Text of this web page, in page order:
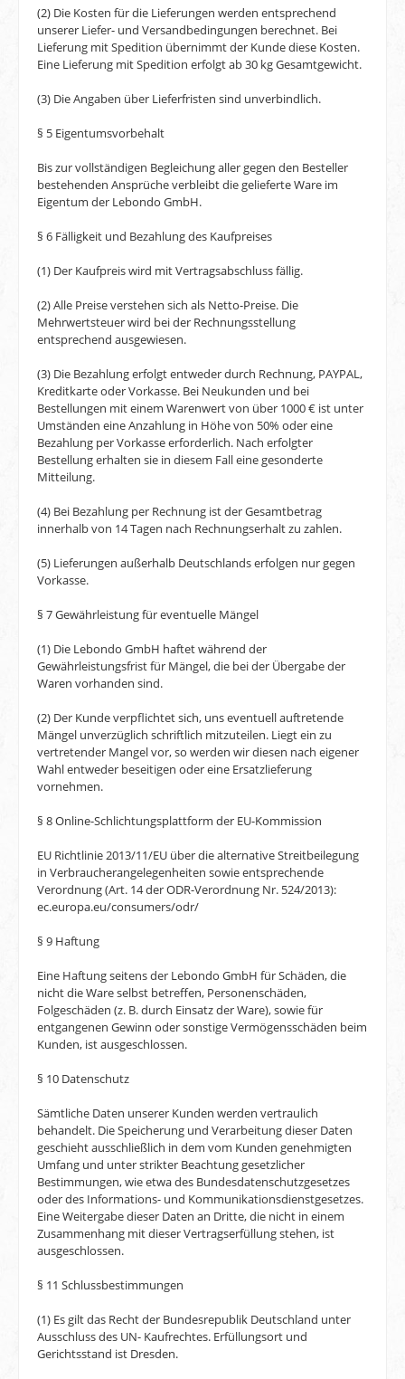
(2) Die Kosten für die Lieferungen werden entsprechend
unserer Liefer- und Versandbedingungen berechnet. Bei
Lieferung mit Spedition übernimmt der Kunde diese Kosten.
Eine Lieferung mit Spedition erfolgt ab 30 kg Gesamtgewicht.
(3) Die Angaben über Lieferfristen sind unverbindlich.
§ 5 Eigentumsvorbehalt
Bis zur vollständigen Begleichung aller gegen den Besteller
bestehenden Ansprüche verbleibt die gelieferte Ware im
Eigentum der Lebondo GmbH.
§ 6 Fälligkeit und Bezahlung des Kaufpreises
(1) Der Kaufpreis wird mit Vertragsabschluss fällig.
(2) Alle Preise verstehen sich als Netto-Preise. Die
Mehrwertsteuer wird bei der Rechnungsstellung
entsprechend ausgewiesen.
(3) Die Bezahlung erfolgt entweder durch Rechnung, PAYPAL,
Kreditkarte oder Vorkasse. Bei Neukunden und bei
Bestellungen mit einem Warenwert von über 1000 € ist unter
Umständen eine Anzahlung in Höhe von 50% oder eine
Bezahlung per Vorkasse erforderlich. Nach erfolgter
Bestellung erhalten sie in diesem Fall eine gesonderte
Mitteilung.
(4) Bei Bezahlung per Rechnung ist der Gesamtbetrag
innerhalb von 14 Tagen nach Rechnungserhalt zu zahlen.
(5) Lieferungen außerhalb Deutschlands erfolgen nur gegen
Vorkasse.
§ 7 Gewährleistung für eventuelle Mängel
(1) Die Lebondo GmbH haftet während der
Gewährleistungsfrist für Mängel, die bei der Übergabe der
Waren vorhanden sind.
(2) Der Kunde verpflichtet sich, uns eventuell auftretende
Mängel unverzüglich schriftlich mitzuteilen. Liegt ein zu
vertretender Mangel vor, so werden wir diesen nach eigener
Wahl entweder beseitigen oder eine Ersatzlieferung
vornehmen.
§ 8 Online-Schlichtungsplattform der EU-Kommission
EU Richtlinie 2013/11/EU über die alternative Streitbeilegung
in Verbraucherangelegenheiten sowie entsprechende
Verordnung (Art. 14 der ODR-Verordnung Nr. 524/2013):
ec.europa.eu/consumers/odr/
§ 9 Haftung
Eine Haftung seitens der Lebondo GmbH für Schäden, die
nicht die Ware selbst betreffen, Personenschäden,
Folgeschäden (z. B. durch Einsatz der Ware), sowie für
entgangenen Gewinn oder sonstige Vermögensschäden beim
Kunden, ist ausgeschlossen.
§ 10 Datenschutz
Sämtliche Daten unserer Kunden werden vertraulich
behandelt. Die Speicherung und Verarbeitung dieser Daten
geschieht ausschließlich in dem vom Kunden genehmigten
Umfang und unter strikter Beachtung gesetzlicher
Bestimmungen, wie etwa des Bundesdatenschutzgesetzes
oder des Informations- und Kommunikationsdienstgesetzes.
Eine Weitergabe dieser Daten an Dritte, die nicht in einem
Zusammenhang mit dieser Vertragserfüllung stehen, ist
ausgeschlossen.
§ 11 Schlussbestimmungen
(1) Es gilt das Recht der Bundesrepublik Deutschland unter
Ausschluss des UN- Kaufrechtes. Erfüllungsort und
Gerichtsstand ist Dresden.